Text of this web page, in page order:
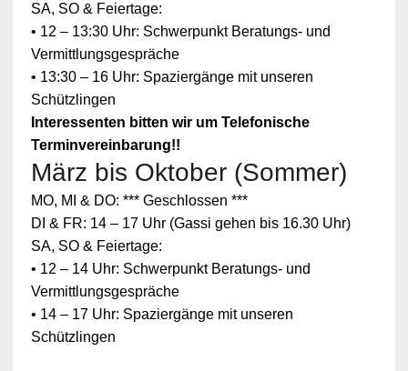
SA, SO & Feiertage:
• 12 – 13:30 Uhr: Schwerpunkt Beratungs- und
Vermittlungsgespräche
• 13:30 – 16 Uhr: Spaziergänge mit unseren
Schützlingen
Interessenten bitten wir um Telefonische
Terminvereinbarung!!
März bis Oktober (Sommer)
MO, MI & DO: *** Geschlossen ***
DI & FR: 14 – 17 Uhr (Gassi gehen bis 16.30 Uhr)
SA, SO & Feiertage:
• 12 – 14 Uhr: Schwerpunkt Beratungs- und
Vermittlungsgespräche
• 14 – 17 Uhr: Spaziergänge mit unseren
Schützlingen